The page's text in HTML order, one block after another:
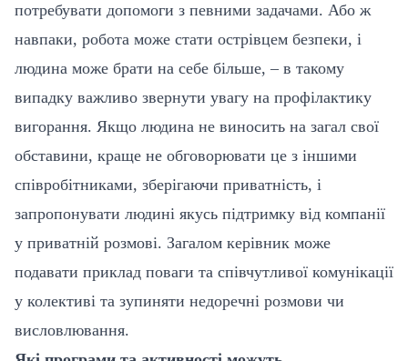
потребувати допомоги з певними задачами. Або ж
навпаки, робота може стати острівцем безпеки, і
людина може брати на себе більше, – в такому
випадку важливо звернути увагу на профілактику
вигорання. Якщо людина не виносить на загал свої
обставини, краще не обговорювати це з іншими
співробітниками, зберігаючи приватність, і
запропонувати людині якусь підтримку від компанії
у приватній розмові. Загалом керівник може
подавати приклад поваги та співчутливої комунікації
у колективі та зупиняти недоречні розмови чи
висловлювання.